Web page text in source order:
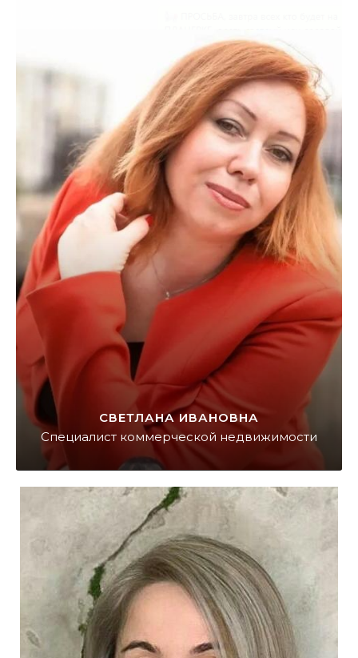
СВЕТЛАНА ИВАНОВНА
Специалист коммерческой недвижимости